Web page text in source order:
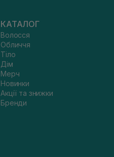
КАТАЛОГ
Волосся
Обличчя
Тіло
Дім
Мерч
Новинки
Акції та знижки
Бренди